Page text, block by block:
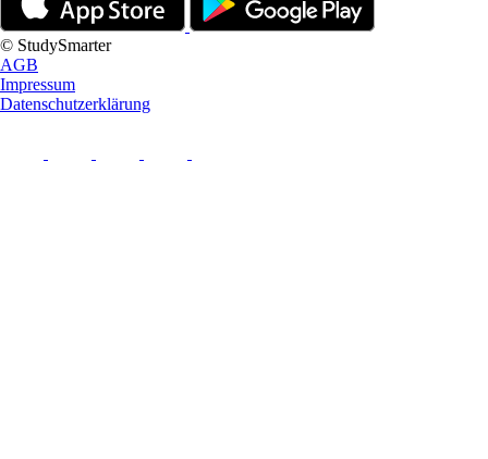
© StudySmarter
AGB
Impressum
Datenschutzerklärung